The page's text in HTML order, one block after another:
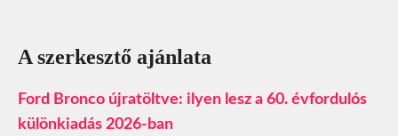
A szerkesztő ajánlata
Ford Bronco újratöltve: ilyen lesz a 60. évfordulós
különkiadás 2026-ban